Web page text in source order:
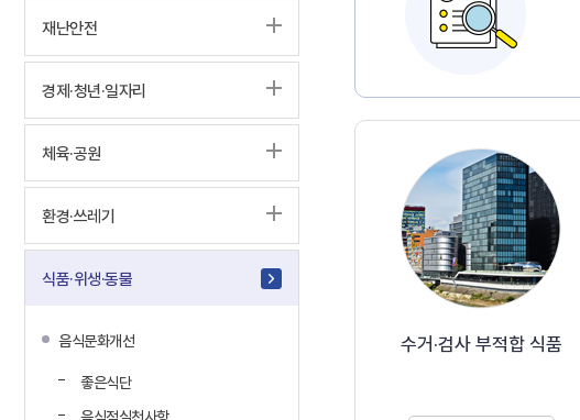
재난안전
경제·청년·일자리
체육·공원
환경·쓰레기
식품·위생·동물
음식문화개선
좋은식단
수거·검사 부적합 식품